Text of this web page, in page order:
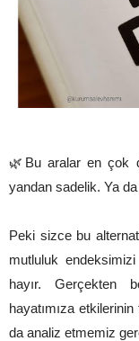
🌿Bu aralar en çok
yandan sadelik. Ya
Peki sizce bu
mutluluk endeksimizi
hayır. Gerçekten
hayatımıza etkilerinin
da analiz etmemiz